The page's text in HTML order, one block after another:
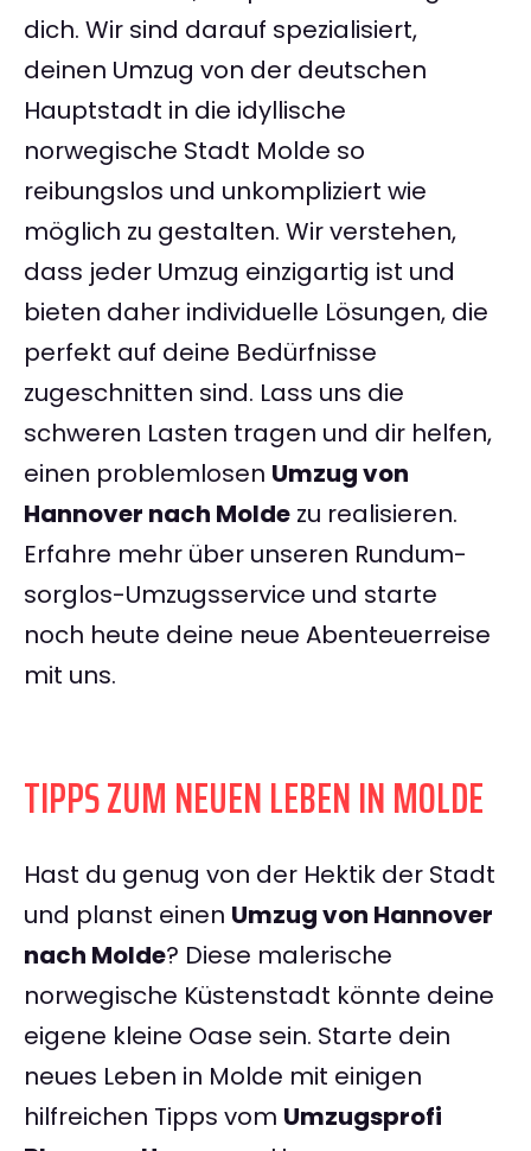
dich. Wir sind darauf spezialisiert,
deinen Umzug von der deutschen
Hauptstadt in die idyllische
norwegische Stadt Molde so
reibungslos und unkompliziert wie
möglich zu gestalten. Wir verstehen,
dass jeder Umzug einzigartig ist und
bieten daher individuelle Lösungen, die
perfekt auf deine Bedürfnisse
zugeschnitten sind. Lass uns die
schweren Lasten tragen und dir helfen,
einen problemlosen Umzug von
Hannover nach Molde zu realisieren.
Erfahre mehr über unseren Rundum-
sorglos-Umzugsservice und starte
noch heute deine neue Abenteuerreise
mit uns.
TIPPS ZUM NEUEN LEBEN IN MOLDE
Hast du genug von der Hektik der Stadt
und planst einen Umzug von Hannover
nach Molde? Diese malerische
norwegische Küstenstadt könnte deine
eigene kleine Oase sein. Starte dein
neues Leben in Molde mit einigen
hilfreichen Tipps vom Umzugsprofi